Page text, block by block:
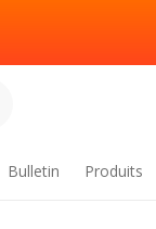
Bulletin Produits